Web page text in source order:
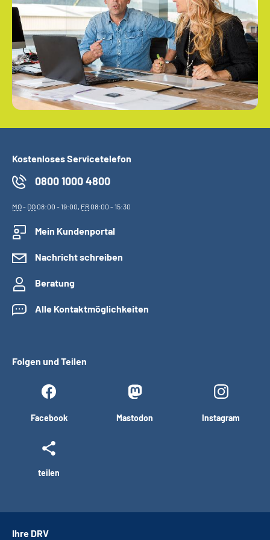
Kostenloses Servicetelefon
0800 1000 4800
MO- DO08:00 - 19:00, FR08:00 - 15:30
Mein Kundenportal
Nachricht schreiben
Beratung
Alle Kontaktmöglichkeiten
Folgen und Teilen
Facebook Mastodon Instagram
teilen
Ihre DRV